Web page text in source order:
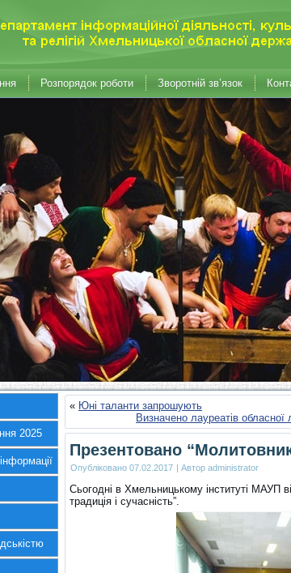
Розпорядок роботи Зворотній зв’язок
2025
« Юні таланти запрошують
Визначено лауреатів обласної
Презентовано
Опубліковано 07.02.2017 | Автор administrator
Сьогодні в Хмельницькому інституті МАУП
традиція і сучасність”.